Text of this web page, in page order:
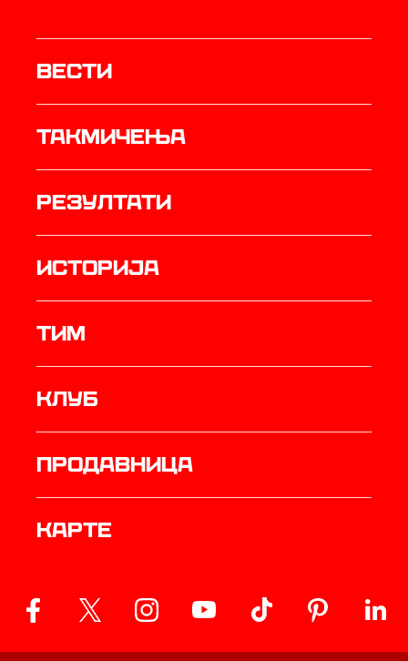
Вести
Такмичења
резултати
историја
ТИМ
Клуб
продавница
Карте